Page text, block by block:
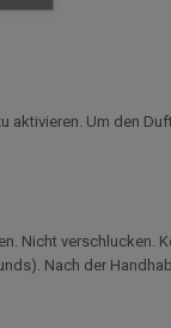
aktivieren. Um den
Nicht verschlucken.
Nach der